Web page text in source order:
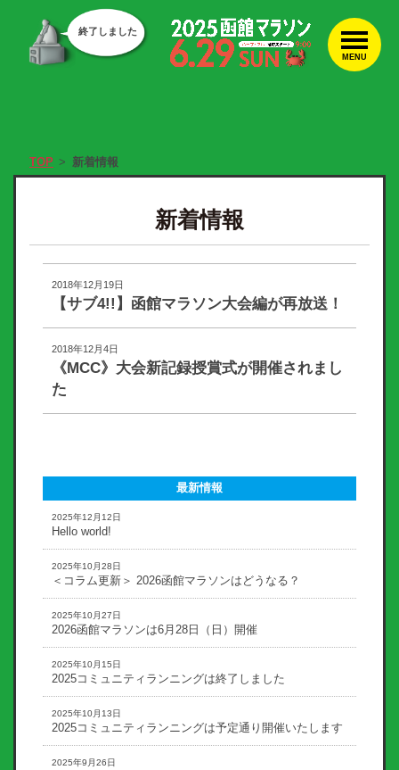
MENU
終了しました
TOP 新着情報
新着情報
2018年12月19日
【サブ4!!】函館マラソン大会編が再放送！
2018年12月4日
《MCC》大会新記録授賞式が開催されまし
た
最新情報
2025年12月12日
Hello world!
2025年10月28日
＜コラム更新＞ 2026函館マラソンはどうなる？
2025年10月27日
2026函館マラソンは6月28日（日）開催
2025年10月15日
2025コミュニティランニングは終了しました
2025年10月13日
2025コミュニティランニングは予定通り開催いたします
2025年9月26日